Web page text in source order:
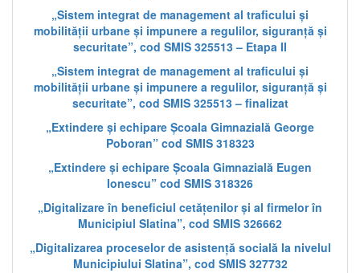
„Sistem integrat de management al traficului și
mobilității urbane și impunere a regulilor, siguranță și
securitate”, cod SMIS 325513 – Etapa II
„Sistem integrat de management al traficului și
mobilității urbane și impunere a regulilor, siguranță și
securitate”, cod SMIS 325513 – finalizat
„Extindere și echipare Școala Gimnazială George
Poboran” cod SMIS 318323
„Extindere și echipare Școala Gimnazială Eugen
Ionescu” cod SMIS 318326
„Digitalizare în beneficiul cetățenilor și al firmelor în
Municipiul Slatina”, cod SMIS 326662
„Digitalizarea proceselor de asistență socială la nivelul
Municipiului Slatina”, cod SMIS 327732